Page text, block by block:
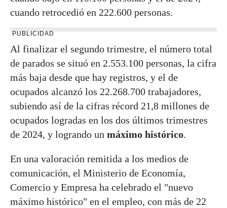
cuando retrocedió en 222.600 personas.
PUBLICIDAD
Al finalizar el segundo trimestre, el número total
de parados se situó en 2.553.100 personas, la cifra
más baja desde que hay registros, y el de
ocupados alcanzó los 22.268.700 trabajadores,
subiendo así de la cifras récord 21,8 millones de
ocupados logradas en los dos últimos trimestres
de 2024, y logrando un máximo histórico.
En una valoración remitida a los medios de
comunicación, el Ministerio de Economía,
Comercio y Empresa ha celebrado el "nuevo
máximo histórico" en el empleo, con más de 22